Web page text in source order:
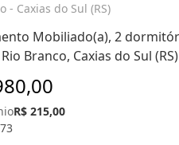
- Caxias do Sul (RS)
Mobiliado(a), 2
Branco, Caxias do Sul (RS)
R$ 215,00